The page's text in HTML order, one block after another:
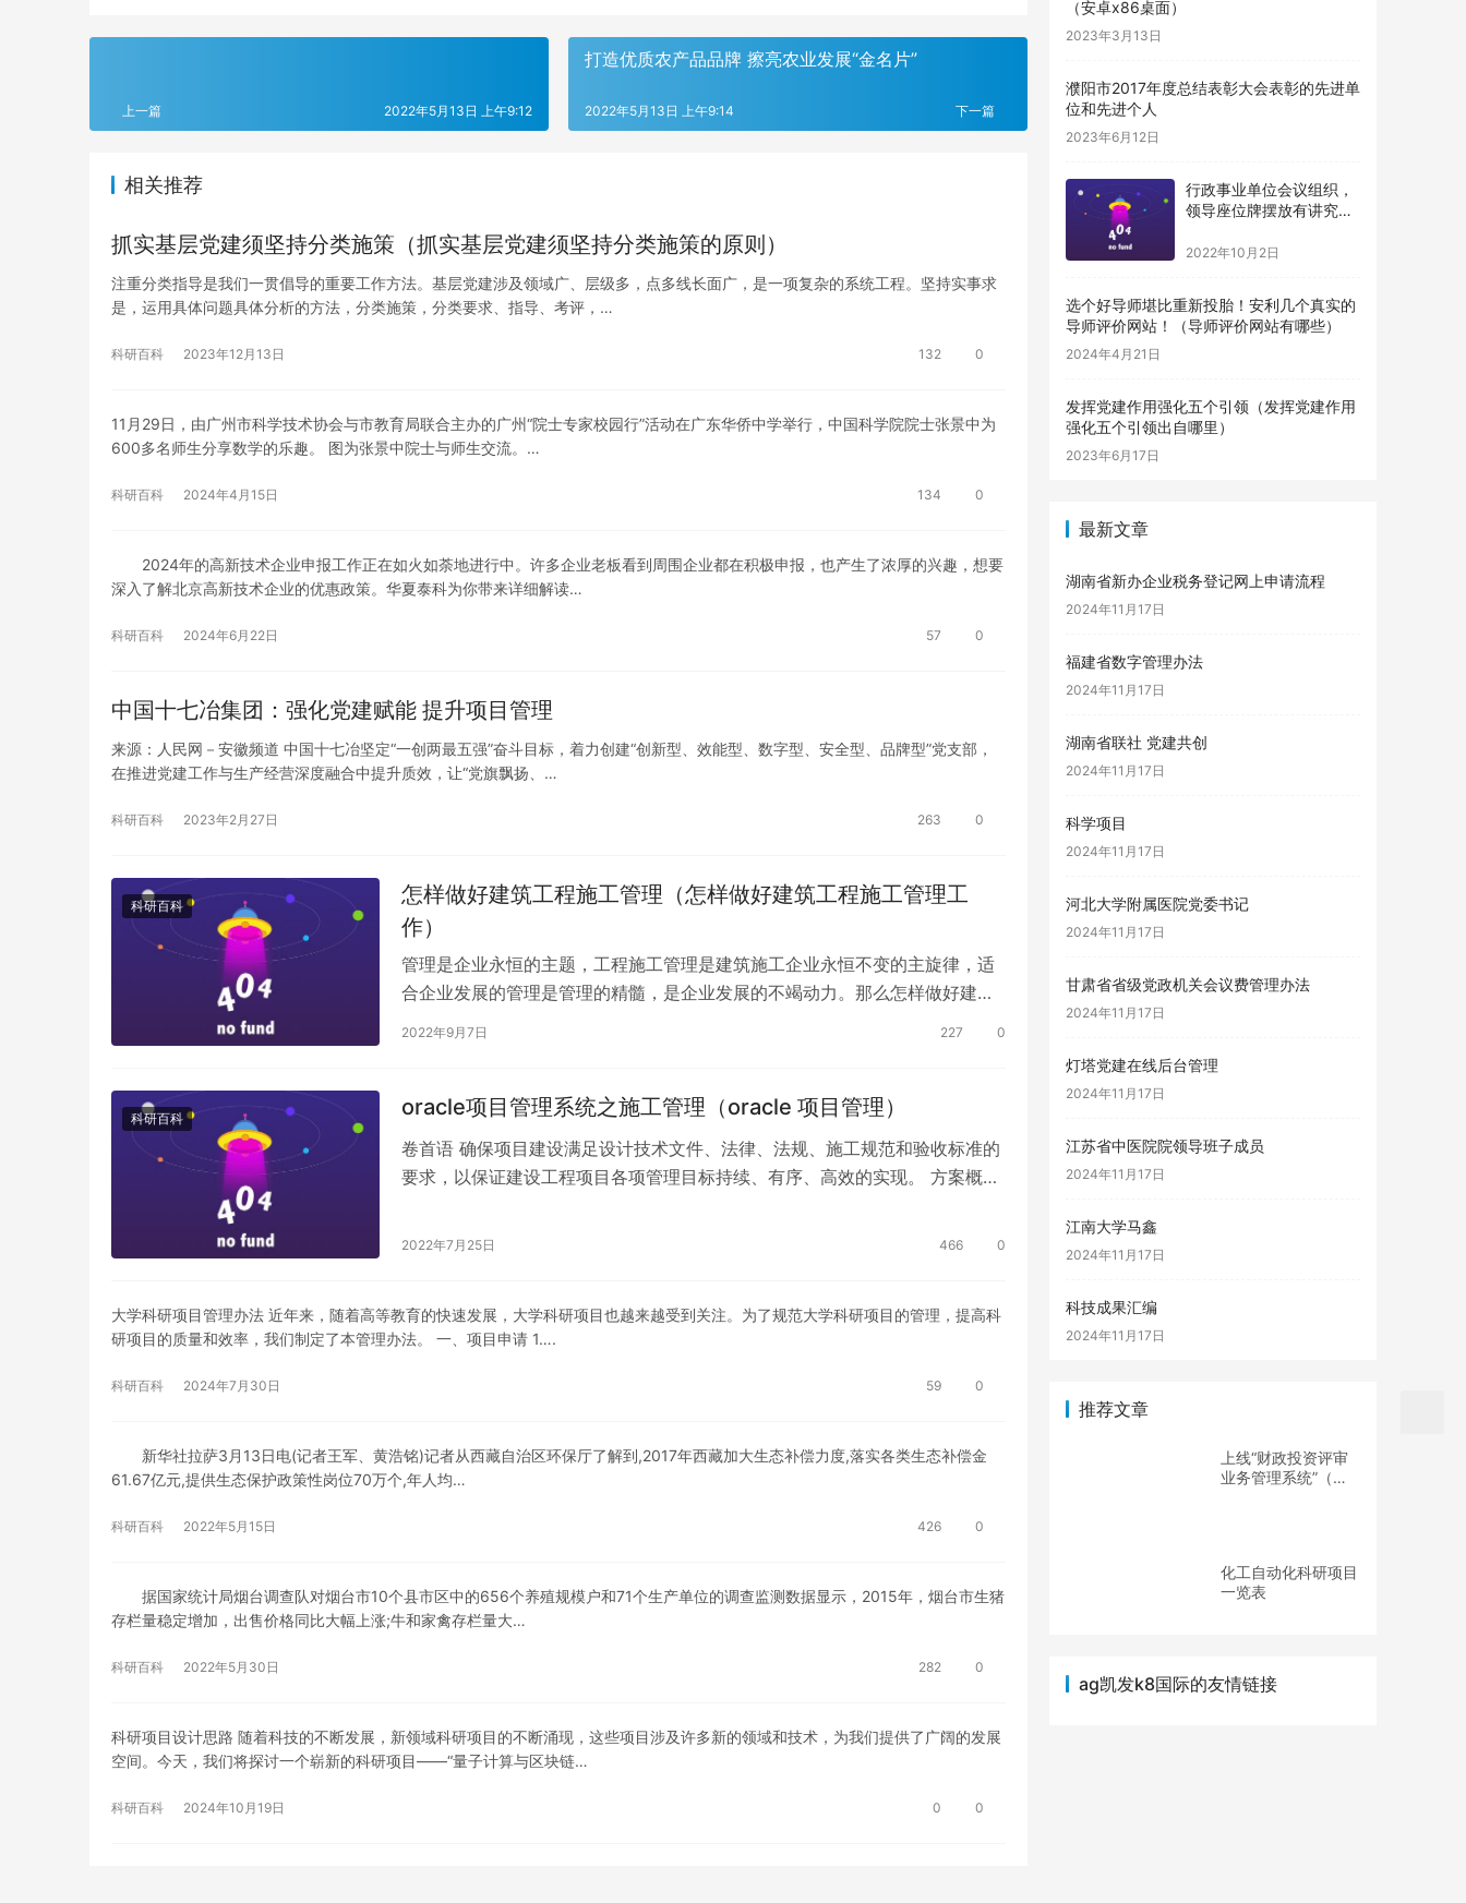
上一篇 2022年5月13日 上午9:12
打造优质农产品品牌 擦亮农业发展“金名片”
下一篇
2022年5月13日 上午9:14
相关推荐
抓实基层党建须坚持分类施策（抓实基层党建须坚持分类施策的原则）
注重分类指导是我们一贯倡导的重要工作方法。基层党建涉及领域广、层级多，点多线长面广，是一项复杂的系统工程。坚持实事求
是，运用具体问题具体分析的方法，分类施策，分类要求、指导、考评，…
科研百科 2023年12月13日 132 0
11月29日，由广州市科学技术协会与市教育局联合主办的广州“院士专家校园行”活动在广东华侨中学举行，中国科学院院士张景中为
600多名师生分享数学的乐趣。 图为张景中院士与师生交流。…
科研百科 2024年4月15日 134 0
2024年的高新技术企业申报工作正在如火如荼地进行中。许多企业老板看到周围企业都在积极申报，也产生了浓厚的兴趣，想要
深入了解北京高新技术企业的优惠政策。华夏泰科为你带来详细解读…
科研百科 2024年6月22日 57 0
中国十七冶集团：强化党建赋能 提升项目管理
来源：人民网－安徽频道 中国十七冶坚定“一创两最五强”奋斗目标，着力创建“创新型、效能型、数字型、安全型、品牌型”党支部，
在推进党建工作与生产经营深度融合中提升质效，让“党旗飘扬、…
科研百科 2023年2月27日 263 0
科研百科
怎样做好建筑工程施工管理（怎样做好建筑工程施工管理工
作）
管理是企业永恒的主题，工程施工管理是建筑施工企业永恒不变的主旋律，适
合企业发展的管理是管理的精髓，是企业发展的不竭动力。那么怎样做好建筑
工程施工管理呢?现在，小编就整理出管理工程的…
2022年9月7日 227 0
科研百科 oracle项目管理系统之施工管理（oracle 项目管理）
卷首语 确保项目建设满足设计技术文件、法律、法规、施工规范和验收标准的
要求，以保证建设工程项目各项管理目标持续、有序、高效的实现。 方案概述
2022年7月25日 466 0
大学科研项目管理办法 近年来，随着高等教育的快速发展，大学科研项目也越来越受到关注。为了规范大学科研项目的管理，提高科
研项目的质量和效率，我们制定了本管理办法。 一、项目申请 1….
科研百科 2024年7月30日 59 0
新华社拉萨3月13日电(记者王军、黄浩铭)记者从西藏自治区环保厅了解到,2017年西藏加大生态补偿力度,落实各类生态补偿金
61.67亿元,提供生态保护政策性岗位70万个,年人均…
科研百科 2022年5月15日 426 0
据国家统计局烟台调查队对烟台市10个县市区中的656个养殖规模户和71个生产单位的调查监测数据显示，2015年，烟台市生猪
存栏量稳定增加，出售价格同比大幅上涨;牛和家禽存栏量大…
科研百科 2022年5月30日 282 0
科研项目设计思路 随着科技的不断发展，新领域科研项目的不断涌现，这些项目涉及许多新的领域和技术，为我们提供了广阔的发展
空间。今天，我们将探讨一个崭新的科研项目——“量子计算与区块链…
科研百科 2024年10月19日 0 0
（安卓x86桌面）
2023年3月13日
濮阳市2017年度总结表彰大会表彰的先进单
位和先进个人
2023年6月12日
行政事业单位会议组织，
领导座位牌摆放有讲究，
放顺序）
2022年10月2日
选个好导师堪比重新投胎！安利几个真实的
导师评价网站！（导师评价网站有哪些）
2024年4月21日
发挥党建作用强化五个引领（发挥党建作用
强化五个引领出自哪里）
2023年6月17日
最新文章
湖南省新办企业税务登记网上申请流程
2024年11月17日
福建省数字管理办法
2024年11月17日
湖南省联社 党建共创
2024年11月17日
科学项目
2024年11月17日
河北大学附属医院党委书记
2024年11月17日
甘肃省省级党政机关会议费管理办法
2024年11月17日
灯塔党建在线后台管理
2024年11月17日
江苏省中医院院领导班子成员
2024年11月17日
江南大学马鑫
2024年11月17日
科技成果汇编
2024年11月17日
推荐文章
上线“财政投资评审
业务管理系统”（财
化工自动化科研项目
一览表
ag凯发k8国际的友情链接